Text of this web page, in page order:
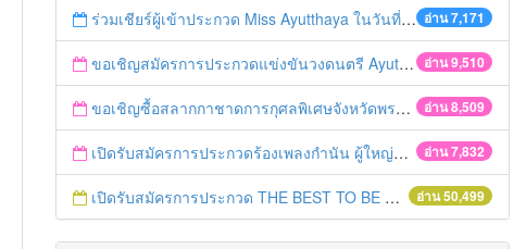
อ่าน 7,171
ร่วมเชียร์ผู้เข้าประกวด Miss Ayutthaya ในวันที่ 15 ธันวาคม 2560
อ่าน 9,510
ขอเชิญสมัครการประกวดแข่งขันวงดนตรี Ayutthaya battle of the bands
อ่าน 8,509
ขอเชิญซื้อสลากกาชาดการกุศลพิเศษจังหวัดพระนครศรีอยุธยา 2560
อ่าน 7,832
เปิดรับสมัครการประกวดร้องเพลงกำนัน ผู้ใหญ่บ้าน ฯลฯ
อ่าน 50,499
เปิดรับสมัครการประกวด THE BEST TO BE NUMBER ONE